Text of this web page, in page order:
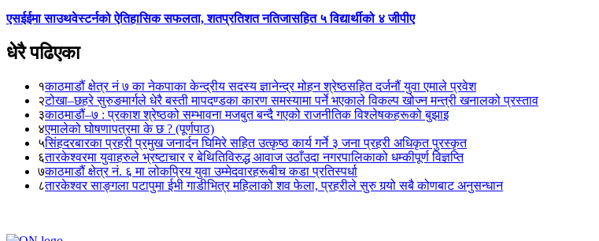
एसईईमा साउथवेस्टर्नको ऐतिहासिक सफलता, शतप्रतिशत नतिजासहित ५ विद्यार्थीको ४ जीपीए
धेरै पढिएका
१काठमाडौं क्षेत्र नं ७ का नेकपाका केन्द्रीय सदस्य ज्ञानेन्द्र मोहन श्रेष्ठसहित दर्जनौं युवा एमाले प्रवेश
२टोखा–छहरे सुरुङमार्गले धेरै बस्ती मापदण्डका कारण समस्यामा पर्ने भएकाले विकल्प खोज्न मन्त्री खनालको प्रस्ताव
३काठमाडौं–७ : प्रकाश श्रेष्ठको सम्भावना मजबुत बन्दै गएको राजनीतिक विश्लेषकहरूको बुझाइ
४एमालेको घोषणापत्रमा के छ ? (पूर्णपाठ)
५सिंहदरबारका प्रहरी प्रमुख जनार्दन घिमिरे सहित उत्कृष्ठ कार्य गर्ने ३ जना प्रहरी अधिकृत पुरस्कृत
६तारकेश्वरमा युवाहरुले भ्रष्टाचार र बेथितिविरुद्ध आवाज उठाँउदा नगरपालिकाको धम्कीपूर्ण विज्ञप्ति
७काठमाडौं क्षेत्र नं. ६ मा लोकप्रिय युवा उम्मेदवारहरूबीच कडा प्रतिस्पर्धा
८तारकेश्वर साङ्गला पटापुमा ईभी गाडीभित्र महिलाको शव फेला, प्रहरीले सुरु गर्‍यो सबै कोणबाट अनुसन्धान